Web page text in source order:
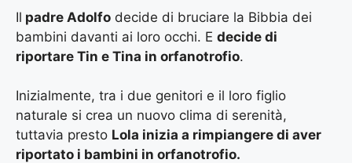
Il padre Adolfo decide di bruciare la Bibbia dei
bambini davanti ai loro occhi. E decide di
riportare Tin e Tina in orfanotrofio.
Inizialmente, tra i due genitori e il loro figlio
naturale si crea un nuovo clima di serenità,
tuttavia presto Lola inizia a rimpiangere di aver
riportato i bambini in orfanotrofio.